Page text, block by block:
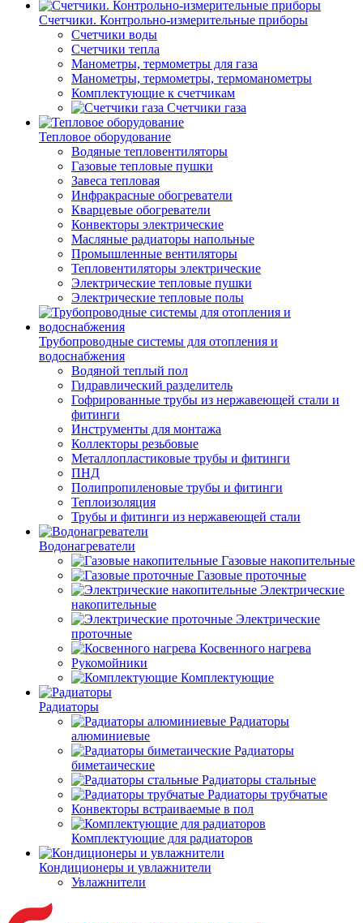
Счетчики. Контрольно-измерительные приборы
Счетчики воды
Счетчики тепла
Манометры, термометры для газа
Манометры, термометры, термоманометры
Комплектующие к счетчикам
Счетчики газа
Тепловое оборудование
Водяные тепловентиляторы
Газовые тепловые пушки
Завеса тепловая
Инфракрасные обогреватели
Кварцевые обогреватели
Конвекторы электрические
Масляные радиаторы напольные
Промышленные вентиляторы
Тепловентиляторы электрические
Электрические тепловые пушки
Электрические тепловые полы
Трубопроводные системы для отопления и
водоснабжения
Водяной теплый пол
Гидравлический разделитель
Гофрированные трубы из нержавеющей стали и
фитинги
Инструменты для монтажа
Коллекторы резьбовые
Металлопластиковые трубы и фитинги
ПНД
Полипропиленовые трубы и фитинги
Теплоизоляция
Трубы и фитинги из нержавеющей стали
Водонагреватели
Газовые накопительные
Газовые проточные
Электрические
накопительные
Электрические
проточные
Косвенного нагрева
Рукомойники
Комплектующие
Радиаторы
Радиаторы
алюминиевые
Радиаторы
биметаические
Радиаторы стальные
Радиаторы трубчатые
Конвекторы встраиваемые в пол
Комплектующие для радиаторов
Кондиционеры и увлажнители
Увлажнители